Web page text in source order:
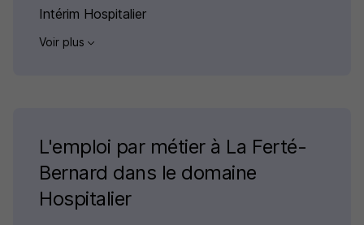
Intérim Hospitalier
Voir plus
L'emploi par métier à La Ferté-
Bernard dans le domaine
Hospitalier